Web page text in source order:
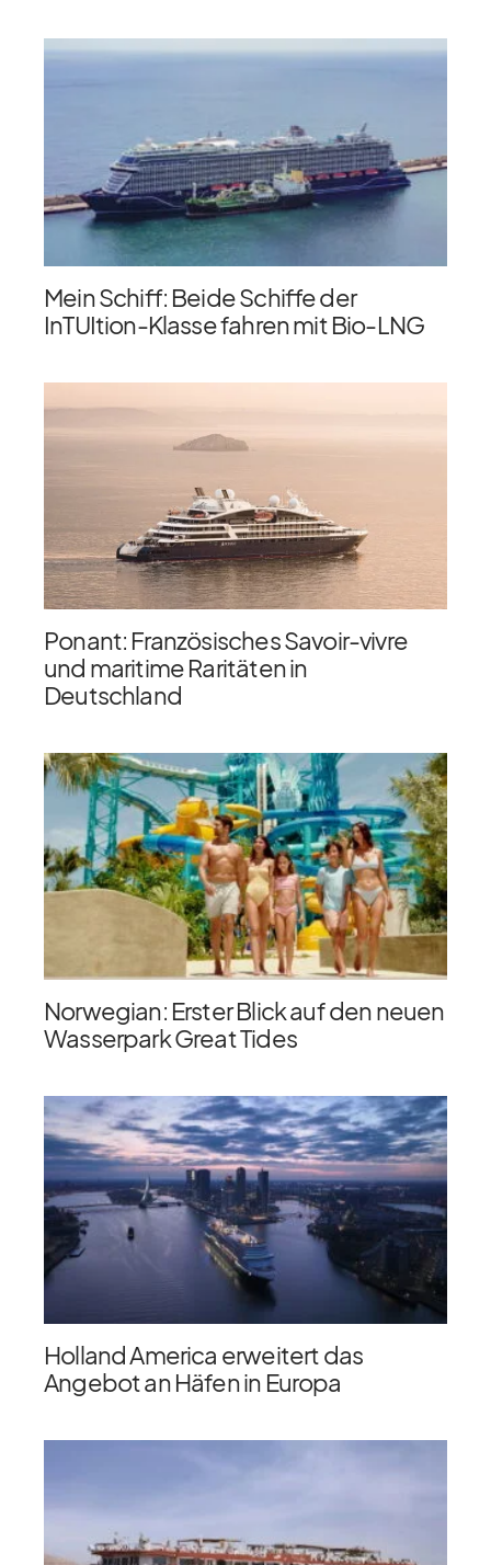
Mein Schiff: Beide Schiffe der
InTUItion-Klasse fahren mit Bio-LNG
Ponant: Französisches Savoir-vivre
und maritime Raritäten in
Deutschland
Norwegian: Erster Blick auf den neuen
Wasserpark Great Tides
Holland America erweitert das
Angebot an Häfen in Europa